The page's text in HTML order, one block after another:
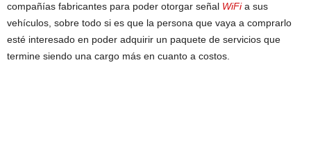
compañías fabricantes para poder otorgar señal WiFia sus
vehículos, sobre todo si es que la persona que vaya a comprarlo
esté interesado en poder adquirir un paquete de servicios que
termine siendo una cargo más en cuanto a costos.